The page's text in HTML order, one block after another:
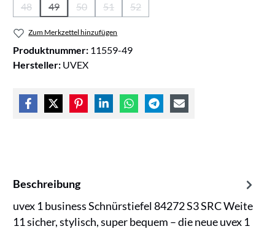
48
(Diese Option ist zurzeit nicht verfügbar.)
49
(Diese Option ist zurzeit nicht verfügbar.)
50
(Diese Option ist zurzeit nicht verfügbar.)
51
(Diese Option ist zurzeit nicht verfügbar.)
52
(Diese Option ist zurzeit nicht
Zum Merkzettel hinzufügen
Produktnummer: 11559-49
Hersteller: UVEX
Beschreibung
uvex 1 business Schnürstiefel 84272 S3 SRC Weite
11 sicher, stylisch, super bequem – die neue uvex 1